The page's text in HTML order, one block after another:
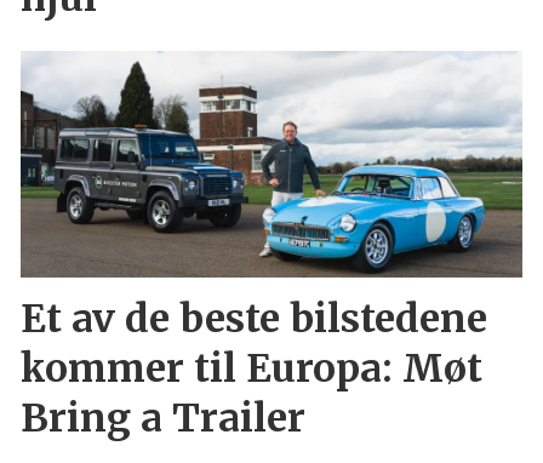
Et av de beste bilstedene
kommer til Europa: Møt
Bring a Trailer